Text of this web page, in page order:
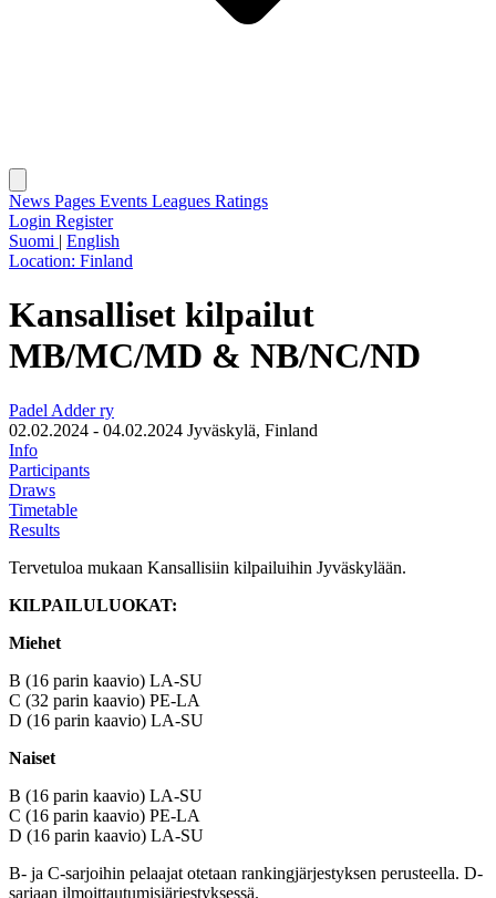
News Pages Events Leagues Ratings
Login Register
Suomi | English
Location: Finland
Kansalliset kilpailut
MB/MC/MD & NB/NC/ND
Padel Adder ry
02.02.2024 - 04.02.2024 Jyväskylä, Finland
Info
Participants
Draws
Timetable
Results
Tervetuloa mukaan Kansallisiin kilpailuihin Jyväskylään.
KILPAILULUOKAT:
Miehet
B (16 parin kaavio) LA-SU
C (32 parin kaavio) PE-LA
D (16 parin kaavio) LA-SU
Naiset
B (16 parin kaavio) LA-SU
C (16 parin kaavio) PE-LA
D (16 parin kaavio) LA-SU
B- ja C-sarjoihin pelaajat otetaan rankingjärjestyksen perusteella. D-
sarjaan ilmoittautumisjärjestyksessä.